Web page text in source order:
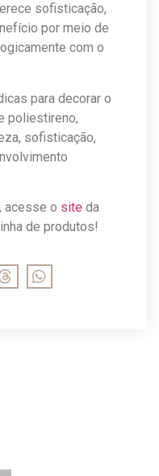
sofisticação,
por meio de
com o
para decorar o
poliestireno,
sofisticação,
acesse o site da
de produtos!